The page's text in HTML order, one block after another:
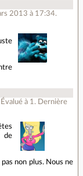
2013 à 17:34.
Évalué à 1. Dernière
de
non plus. Nous ne